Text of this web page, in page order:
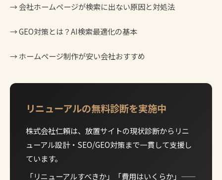
→会社ホームページが検索に出ない原因と対処法
→GEO対策とは？AI検索最適化の基本
→ホームページ制作が安い会社おすすめ
リニューアルの無料診断を実施中
株式会社仁頼は、放置サイトの現状診断からリニ
ューアル設計・SEO/GEO対策まで一貫して支援し
ています。
「リニューアルすべきか」「費用はいくらか」——